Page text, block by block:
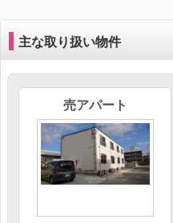
主な取り扱い物件
売アパート